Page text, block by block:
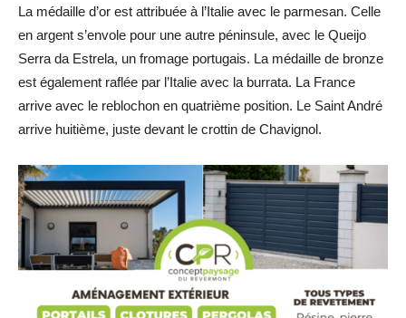
La médaille d’or est attribuée à l’Italie avec le parmesan. Celle
en argent s’envole pour une autre péninsule, avec le Queijo
Serra da Estrela, un fromage portugais. La médaille de bronze
est également raflée par l’Italie avec la burrata. La France
arrive avec le reblochon en quatrième position. Le Saint André
arrive huitième, juste devant le crottin de Chavignol.